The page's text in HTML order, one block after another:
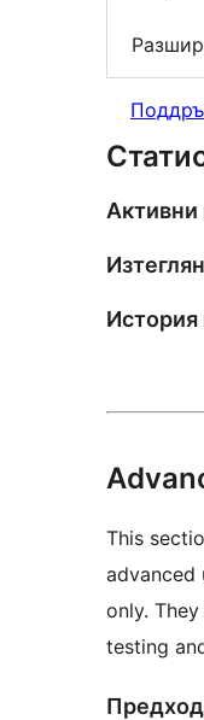
Активни
История
This
advanced
only.
testing